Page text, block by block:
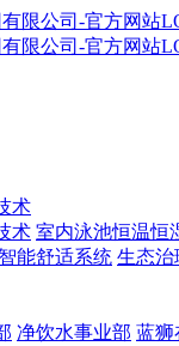
术
术 室内泳池恒温恒
能舒适系统 生态治
净饮水事业部 蓝狮